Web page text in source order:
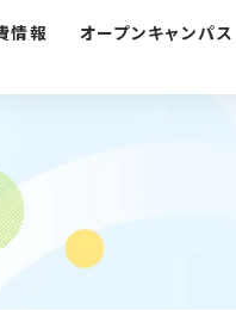
情報 オープンキャンパス